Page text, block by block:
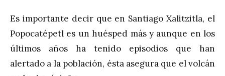
Es importante decir que en Santiago Xalitzitla, el
Popocatépetl es un huésped más y aunque en los
últimos años ha tenido episodios que han
alertado a la población, ésta asegura que el volcán